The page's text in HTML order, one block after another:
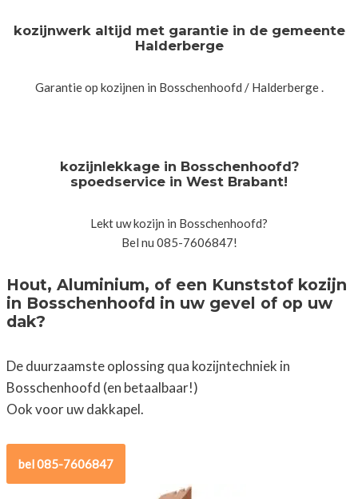
kozijnwerk altijd met garantie in de gemeente
Halderberge
Garantie op kozijnen in Bosschenhoofd / Halderberge .
kozijnlekkage in Bosschenhoofd?
spoedservice in West Brabant!
Lekt uw kozijn in Bosschenhoofd?
Bel nu 085-7606847!
Hout, Aluminium, of een Kunststof kozijn
in Bosschenhoofd in uw gevel of op uw
dak?
De duurzaamste oplossing qua kozijntechniek in
Bosschenhoofd (en betaalbaar!)
Ook voor uw dakkapel.
bel 085-7606847